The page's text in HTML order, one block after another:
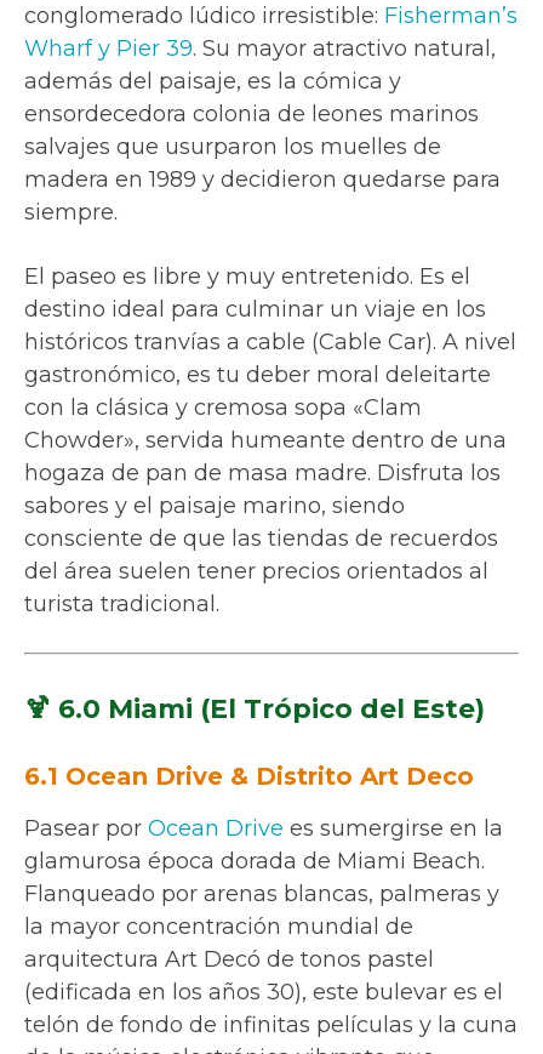
conglomerado lúdico irresistible: Fisherman’s
Wharf y Pier 39. Su mayor atractivo natural,
además del paisaje, es la cómica y
ensordecedora colonia de leones marinos
salvajes que usurparon los muelles de
madera en 1989 y decidieron quedarse para
siempre.
El paseo es libre y muy entretenido. Es el
destino ideal para culminar un viaje en los
históricos tranvías a cable (Cable Car). A nivel
gastronómico, es tu deber moral deleitarte
con la clásica y cremosa sopa «Clam
Chowder», servida humeante dentro de una
hogaza de pan de masa madre. Disfruta los
sabores y el paisaje marino, siendo
consciente de que las tiendas de recuerdos
del área suelen tener precios orientados al
turista tradicional.
🍹 6.0 Miami (El Trópico del Este)
6.1 Ocean Drive & Distrito Art Deco
Pasear por Ocean Drive es sumergirse en la
glamurosa época dorada de Miami Beach.
Flanqueado por arenas blancas, palmeras y
la mayor concentración mundial de
arquitectura Art Decó de tonos pastel
(edificada en los años 30), este bulevar es el
telón de fondo de infinitas películas y la cuna